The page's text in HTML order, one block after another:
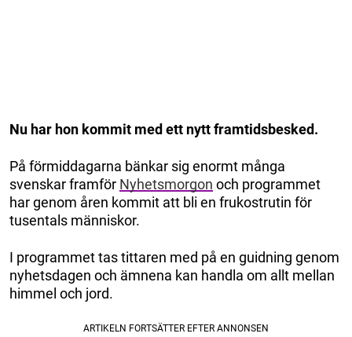
Nu har hon kommit med ett nytt framtidsbesked.
På förmiddagarna bänkar sig enormt många
svenskar framför Nyhetsmorgon och programmet
har genom åren kommit att bli en frukostrutin för
tusentals människor.
I programmet tas tittaren med på en guidning genom
nyhetsdagen och ämnena kan handla om allt mellan
himmel och jord.